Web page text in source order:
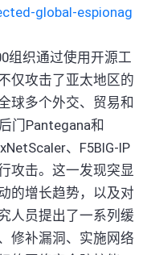
global-espionag
组织通过使用开源工
仅攻击了亚太地区的
球多个外交、贸易和
门Pantegana和
、F5BIG-IP
攻击。这一发现突显
的增长趋势，以及对
人员提出了一系列缓
修补漏洞、实施网络